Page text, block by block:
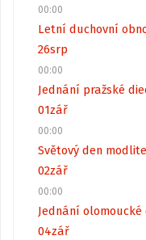
00:00
Letní duchovní
26srp
00:00
Jednání pražské
01zář
00:00
Světový den
02zář
00:00
Jednání
04zář